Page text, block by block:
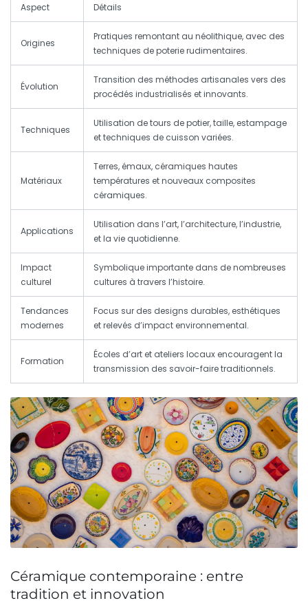
Aspect Détails
Origines
Pratiques remontant au néolithique, avec des
techniques de poterie rudimentaires.
Évolution
Transition des méthodes artisanales vers des
procédés industrialisés et innovants.
Techniques
Utilisation de tours de potier, taille, estampage
et techniques de cuisson variées.
Matériaux
Terres, émaux, céramiques hautes
températures et nouveaux composites
céramiques.
Applications
Utilisation dans l’art, l’architecture, l’industrie,
et la vie quotidienne.
Impact
culturel
Symbolique importante dans de nombreuses
cultures à travers l’histoire.
Tendances
modernes
Focus sur des designs durables, esthétiques
et relevés d’impact environnemental.
Formation
Écoles d’art et ateliers locaux encouragent la
transmission des savoir-faire traditionnels.
Céramique contemporaine : entre
tradition et innovation